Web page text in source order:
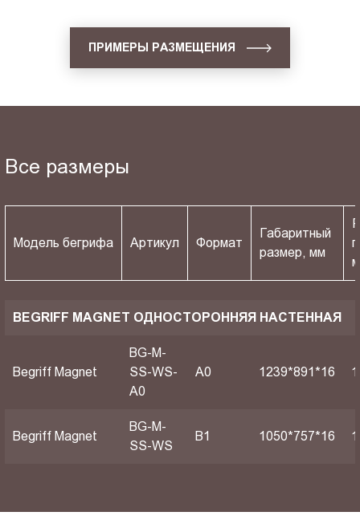
ПРИМЕРЫ РАЗМЕЩЕНИЯ
Все размеры
Модель бегрифа Артикул Формат
Габаритный
размер, мм
BEGRIFF MAGNET ОДНОСТОРОННЯЯ НАСТЕННАЯ
Begriff Magnet
BG-M-
SS-WS-
A0
A0 1239*891*16
Begriff Magnet
BG-M-
SS-WS
B1 1050*757*16